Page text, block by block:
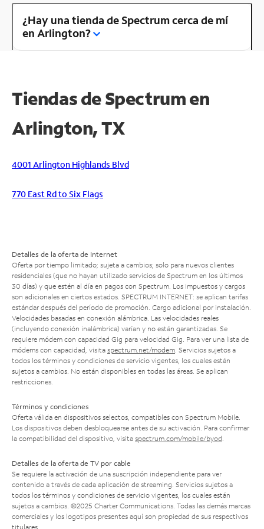
¿Hay una tienda de Spectrum cerca de mí
en Arlington?
Tiendas de Spectrum en
Arlington, TX
4001 Arlington Highlands Blvd
770 East Rd to Six Flags
Detalles de la oferta de Internet
Oferta por tiempo limitado; sujeta a cambios; solo para nuevos clientes
residenciales (que no hayan utilizado servicios de Spectrum en los últimos
30 días) y que estén al día en pagos con Spectrum. Los impuestos y cargos
son adicionales en ciertos estados. SPECTRUM INTERNET: se aplican tarifas
estándar después del período de promoción. Cargo adicional por instalación.
Velocidades basadas en conexión alámbrica. Las velocidades reales
(incluyendo conexión inalámbrica) varían y no están garantizadas. Se
requiere módem con capacidad Gig para velocidad Gig. Para ver una lista de
módems con capacidad, visita spectrum.net/modem . Servicios sujetos a
todos los términos y condiciones de servicio vigentes, los cuales están
sujetos a cambios. No están disponibles en todas las áreas. Se aplican
restricciones.
Términos y condiciones
Oferta válida en dispositivos selectos, compatibles con Spectrum Mobile.
Los dispositivos deben desbloquearse antes de su activación. Para confirmar
la compatibilidad del dispositivo, visita spectrum.com/mobile/byod
Detalles de la oferta de TV por cable
Se requiere la activación de una suscripción independiente para ver
contenido a través de cada aplicación de streaming. Servicios sujetos a
todos los términos y condiciones de servicio vigentes, los cuales están
sujetos a cambios. ©2025 Charter Communications. Todas las demás marcas
comerciales y los logotipos presentes aquí son propiedad de sus respectivos
titulares.